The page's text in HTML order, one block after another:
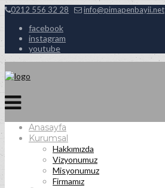
0212 556 32 28 info@pimapenbayii.net
facebook
instagram
youtube
Anasayfa
Kurumsal
Hakkımızda
Vizyonumuz
Misyonumuz
Firmamız